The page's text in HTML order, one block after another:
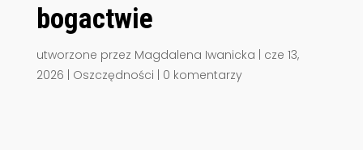
bogactwie
utworzone przez Magdalena Iwanicka
cze 13,
2026
Oszczędności 0 komentarzy